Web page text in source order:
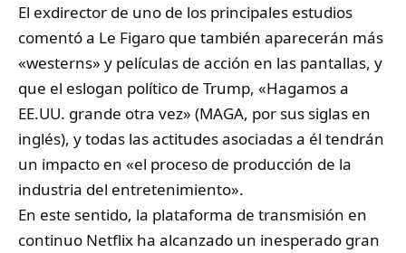
El exdirector de uno de los principales estudios
comentó a Le Figaro que también aparecerán más
«westerns» y películas de acción en las pantallas, y
que el eslogan político de Trump, «Hagamos a
EE.UU. grande otra vez» (MAGA, por sus siglas en
inglés), y todas las actitudes asociadas a él tendrán
un impacto en «el proceso de producción de la
industria del entretenimiento».
En este sentido, la plataforma de transmisión en
continuo Netflix ha alcanzado un inesperado gran